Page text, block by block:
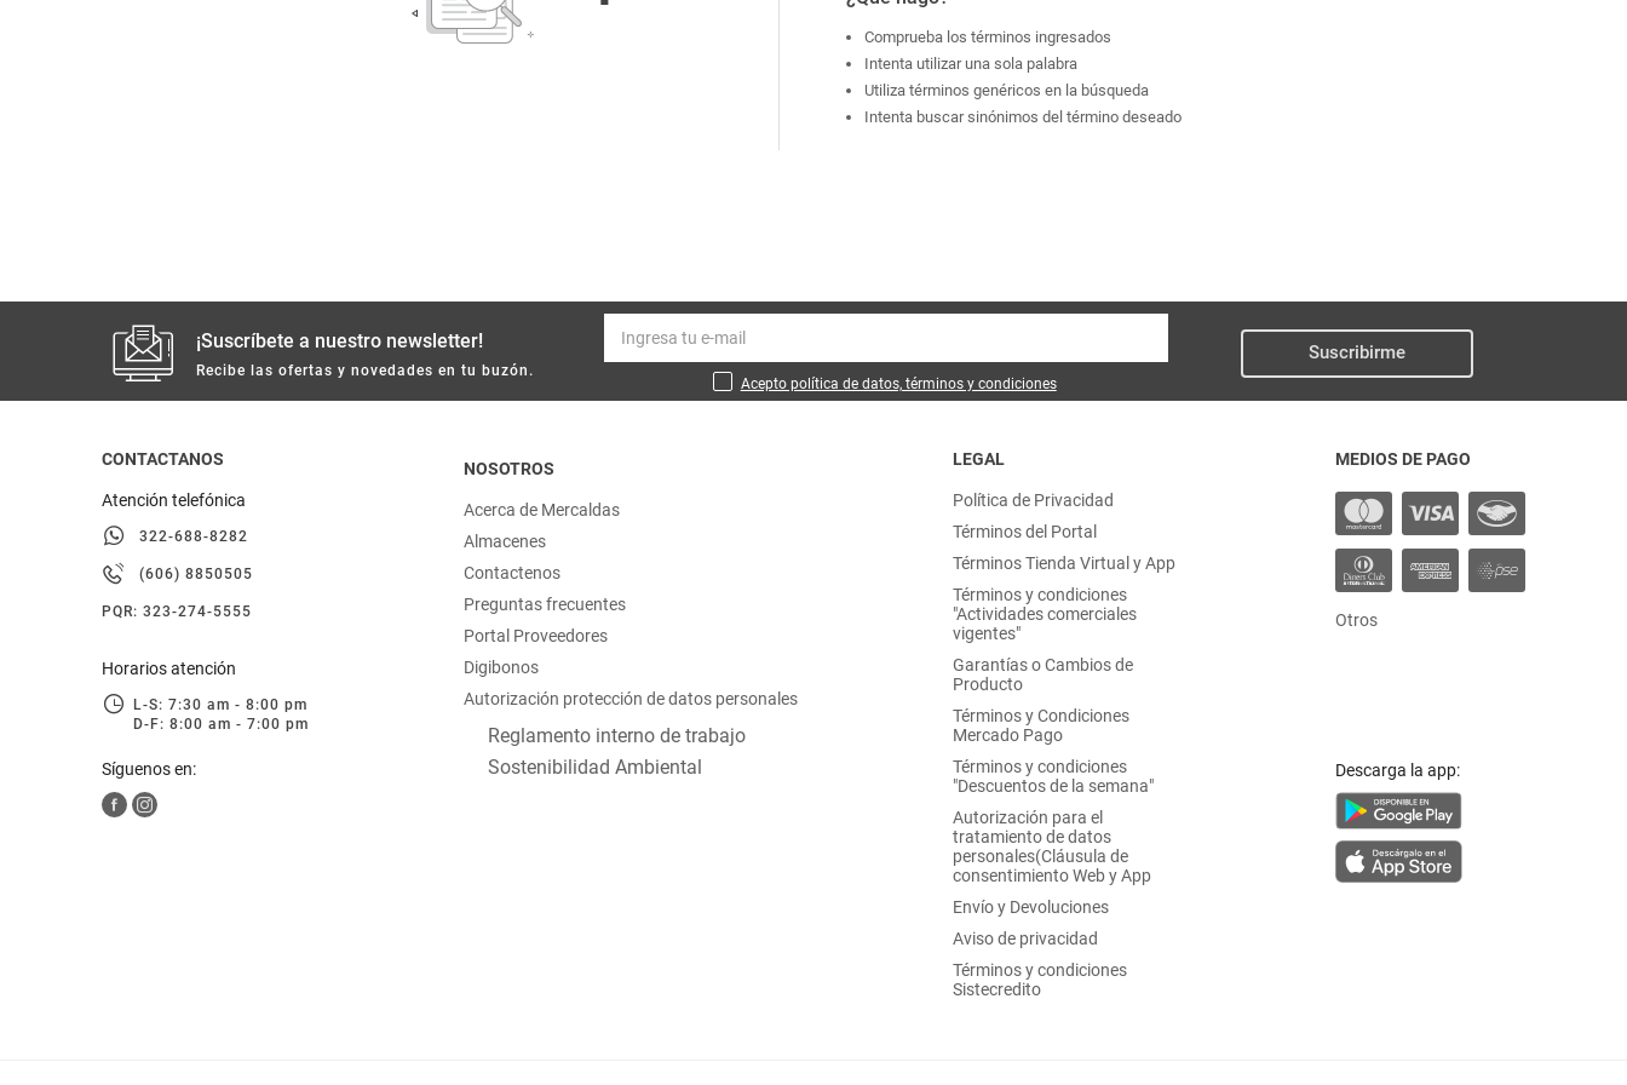
limpieza
otros
hogar
moda
deportes
Comprueba los términos ingresados
Intenta utilizar una sola palabra
Utiliza términos genéricos en la búsqueda
Intenta buscar sinónimos del término deseado
¡Suscríbete a nuestro newsletter!
Recibe las ofertas y novedades en tu buzón.
Acepto política de datos, términos y condiciones
Suscribirme
CONTACTANOS
Atención telefónica
322-688-8282
(606) 8850505
PQR: 323-274-5555
Horarios atención
L-S: 7:30 am - 8:00 pm
D-F: 8:00 am - 7:00 pm
Síguenos en:
NOSOTROS
Acerca de Mercaldas
Almacenes
Contactenos
Preguntas frecuentes
Portal Proveedores
Digibonos
Autorización protección de datos personales
Reglamento interno de trabajo
Sostenibilidad Ambiental
LEGAL
Política de Privacidad
Términos del Portal
Términos Tienda Virtual y App
Términos y condiciones
"Actividades comerciales
vigentes"
Garantías o Cambios de
Producto
Términos y Condiciones
Mercado Pago
Términos y condiciones
"Descuentos de la semana"
Autorización para el
tratamiento de datos
personales(Cláusula de
consentimiento Web y App
Envío y Devoluciones
Aviso de privacidad
Términos y condiciones
Sistecredito
MEDIOS DE PAGO
Otros
Descarga la app:
Mantequilla